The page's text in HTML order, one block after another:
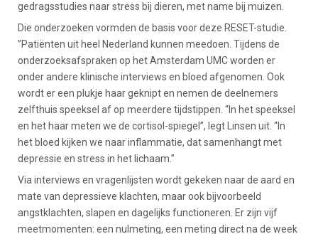
gedragsstudies naar stress bij dieren, met name bij muizen.
Die onderzoeken vormden de basis voor deze RESET-studie.
”Patiënten uit heel Nederland kunnen meedoen. Tijdens de
onderzoeksafspraken op het Amsterdam UMC worden er
onder andere klinische interviews en bloed afgenomen. Ook
wordt er een plukje haar geknipt en nemen de deelnemers
zelfthuis speeksel af op meerdere tijdstippen. “In het speeksel
en het haar meten we de cortisol-spiegel”, legt Linsen uit. “In
het bloed kijken we naar inflammatie, dat samenhangt met
depressie en stress in het lichaam.”
Via interviews en vragenlijsten wordt gekeken naar de aard en
mate van depressieve klachten, maar ook bijvoorbeeld
angstklachten, slapen en dagelijks functioneren. Er zijn vijf
meetmomenten: een nulmeting, een meting direct na de week